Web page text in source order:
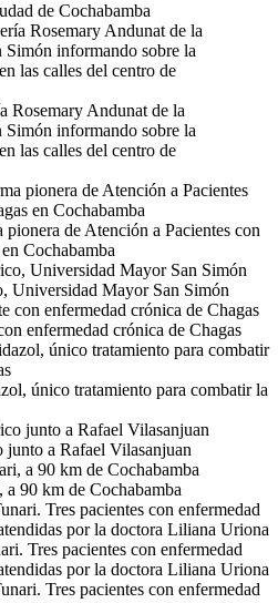
de Cochabamba
Rosemary Andunat de la
informando sobre la
las calles del centro de
de Atención a Pacientes con
Cochabamba
Universidad Mayor San Simón
enfermedad crónica de Chagas
único tratamiento para combatir la
a Rafael Vilasanjuan
90 km de Cochabamba
Tres pacientes con enfermedad
por la doctora Liliana Uriona